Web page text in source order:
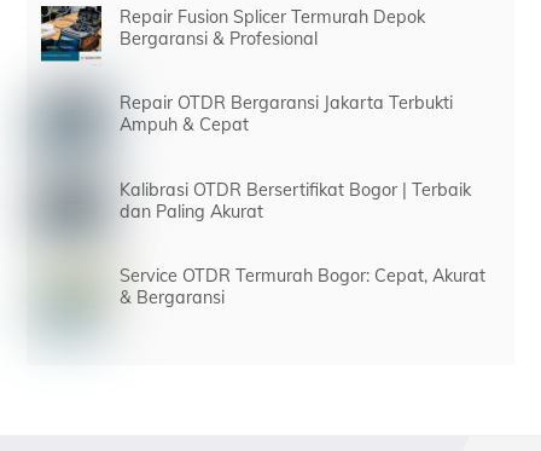
Repair Fusion Splicer Termurah Depok
Bergaransi & Profesional
Repair OTDR Bergaransi Jakarta Terbukti
Ampuh & Cepat
Kalibrasi OTDR Bersertifikat Bogor | Terbaik
dan Paling Akurat
Service OTDR Termurah Bogor: Cepat, Akurat
& Bergaransi